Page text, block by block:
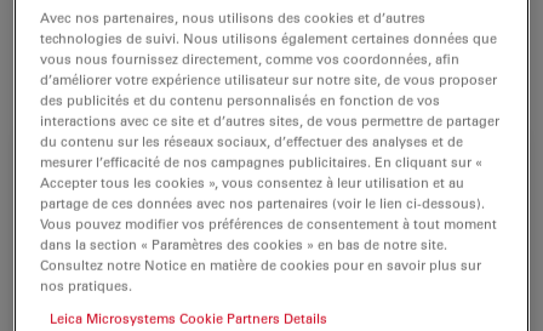
Leica EL6000 a unshutter rapide intégréentièrement
contrôlable par le logiciel Leica LAS.
Avec nos partenaires, nous utilisons des cookies et d’autres
technologies de suivi. Nous utilisons également certaines données que
vous nous fournissez directement, comme vos coordonnées, afin
d’améliorer votre expérience utilisateur sur notre site, de vous proposer
des publicités et du contenu personnalisés en fonction de vos
interactions avec ce site et d’autres sites, de vous permettre de partager
du contenu sur les réseaux sociaux, d’effectuer des analyses et de
mesurer l’efficacité de nos campagnes publicitaires. En cliquant sur «
Accepter tous les cookies », vous consentez à leur utilisation et au
partage de ces données avec nos partenaires (voir le lien ci-dessous).
Vous pouvez modifier vos préférences de consentement à tout moment
dans la section « Paramètres des cookies » en bas de notre site.
Consultez notre Notice en matière de cookies pour en savoir plus sur
nos pratiques.
Leica Microsystems Cookie Partners Details